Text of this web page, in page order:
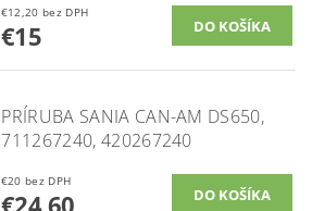
€12,20 bez DPH
€15
PRÍRUBA SANIA CAN-AM DS650,
711267240, 420267240
€20 bez DPH
€24,60